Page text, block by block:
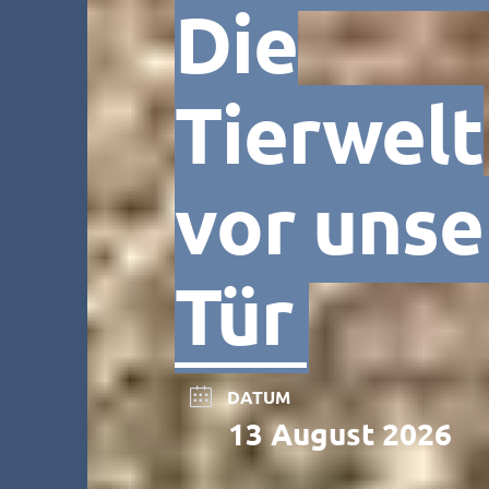
Die
Tierwelt
vor
Tür
DATUM
13 August 2026